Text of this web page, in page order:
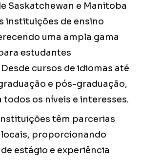
Saskatchewan e Manitoba
instituições de ensino
uma ampla gama
estudantes
cursos de idiomas até
e pós-graduação,
todos os níveis e interesses.
têm parcerias
proporcionando
estágio e experiência